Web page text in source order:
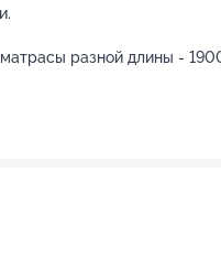
разной длины -